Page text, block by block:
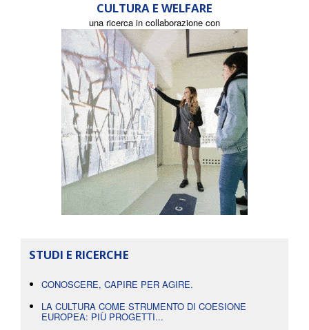
CULTURA E WELFARE
una ricerca in collaborazione con
STUDI E RICERCHE
CONOSCERE, CAPIRE PER AGIRE.
LA CULTURA COME STRUMENTO DI COESIONE
EUROPEA: PIÙ PROGETTI...